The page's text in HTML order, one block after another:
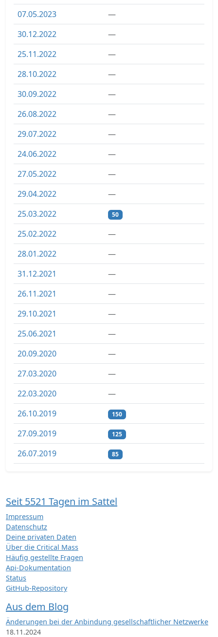
07.05.2023
—
30.12.2022
—
25.11.2022
—
28.10.2022
—
30.09.2022
—
26.08.2022
—
29.07.2022
—
24.06.2022
—
27.05.2022
—
29.04.2022
—
25.03.2022
50
25.02.2022
—
28.01.2022
—
31.12.2021
—
26.11.2021
—
29.10.2021
—
25.06.2021
—
20.09.2020
—
27.03.2020
—
22.03.2020
—
26.10.2019
150
27.09.2019 125
26.07.2019 85
Seit 5521 Tagen im Sattel
Impressum
Datenschutz
Deine privaten Daten
Über die Critical Mass
Häufig gestellte Fragen
Api-Dokumentation
Status
GitHub-Repository
Aus dem Blog
Änderungen bei der Anbindung gesellschaftlicher Netzwerke
18.11.2024